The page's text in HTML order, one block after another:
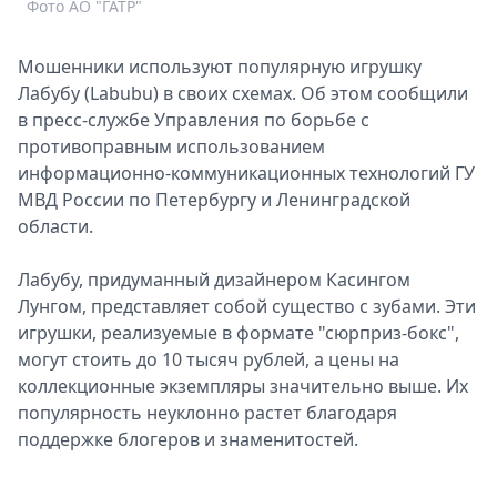
Выборы
2026
Скачай
Metro
Фото АО "ГАТР"
Мошенники используют популярную игрушку
Лабубу (Labubu) в своих схемах. Об этом сообщили
в пресс-службе Управления по борьбе с
противоправным использованием
информационно-коммуникационных технологий ГУ
МВД России по Петербургу и Ленинградской
области.
Лабубу, придуманный дизайнером Касингом
Лунгом, представляет собой существо с зубами. Эти
игрушки, реализуемые в формате "сюрприз-бокс",
могут стоить до 10 тысяч рублей, а цены на
коллекционные экземпляры значительно выше. Их
популярность неуклонно растет благодаря
поддержке блогеров и знаменитостей.